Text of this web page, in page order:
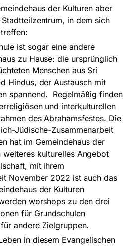
der Kulturen aber
in dem sich
ist sogar eine andere
zu Hause: die ursprünglich
Menschen aus Sri
Hindus, der Austausch mit
spannend. Regelmäßig finden
und interkulturellen
des Abrahamsfestes. Die
Jüdische-Zusammenarbeit
hat im Gemeindehaus der
weiteres kulturelles Angebot
mit ihrem
November 2022 ist auch das
der Kulturen
worshops zu den drei
für Grundschulen
andere Zielgruppen.
in diesem Evangelischen